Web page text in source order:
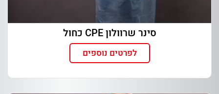
סינר שרוולון CPE כחול
לפרטים נוספים